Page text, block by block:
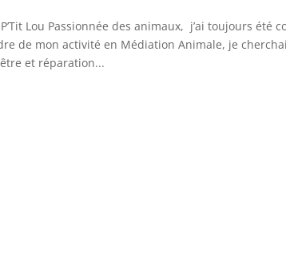
Lou Passionnée des animaux, j’ai toujours
de mon activité en Médiation Animale, je
et réparation...